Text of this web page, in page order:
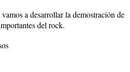
a desarrollar la demostración de
del rock.